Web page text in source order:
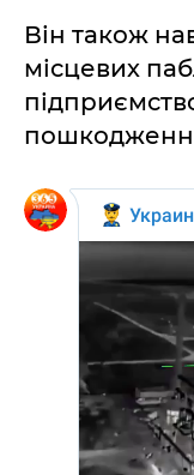
Він також
місцевих